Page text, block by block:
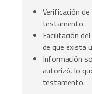
Verificación
testamento.
Facilitación
de que exista
Información
autorizó, lo
testamento.